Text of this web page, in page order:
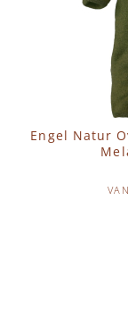
Engel Natur